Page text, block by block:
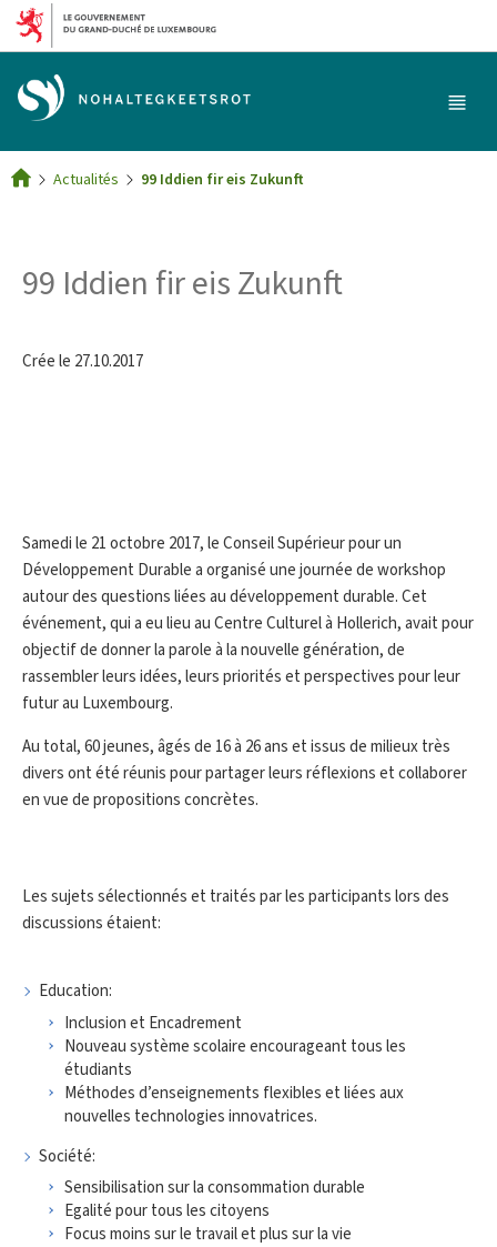
Aller au menu principal
Aller au contenu
Actualités 99 Iddien fir eis Zukunft
99 Iddien fir eis Zukunft
Crée le 27.10.2017
Samedi le 21 octobre 2017, le Conseil Supérieur pour un
Développement Durable a organisé une journée de workshop
autour des questions liées au développement durable. Cet
événement, qui a eu lieu au Centre Culturel à Hollerich, avait pour
objectif de donner la parole à la nouvelle génération, de
rassembler leurs idées, leurs priorités et perspectives pour leur
futur au Luxembourg.
Au total, 60 jeunes, âgés de 16 à 26 ans et issus de milieux très
divers ont été réunis pour partager leurs réflexions et collaborer
en vue de propositions concrètes.
Les sujets sélectionnés et traités par les participants lors des
discussions étaient:
Education:
Inclusion et Encadrement
Nouveau système scolaire encourageant tous les
étudiants
Méthodes d’enseignements flexibles et liées aux
nouvelles technologies innovatrices.
Société:
Sensibilisation sur la consommation durable
Egalité pour tous les citoyens
Focus moins sur le travail et plus sur la vie